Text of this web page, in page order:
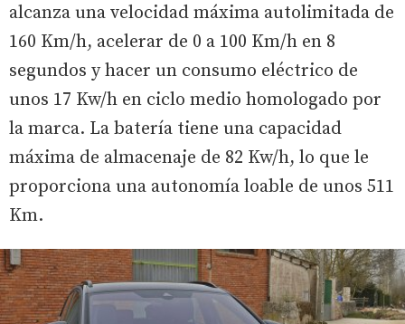
alcanza una velocidad máxima autolimitada de
160 Km/h, acelerar de 0 a 100 Km/h en 8
segundos y hacer un consumo eléctrico de
unos 17 Kw/h en ciclo medio homologado por
la marca. La batería tiene una capacidad
máxima de almacenaje de 82 Kw/h, lo que le
proporciona una autonomía loable de unos 511
Km.